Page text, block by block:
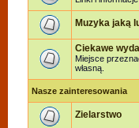
Muzyka jaką
Ciekawe
Miejsce
własną.
Nasze zainteresowania
Zielarstwo